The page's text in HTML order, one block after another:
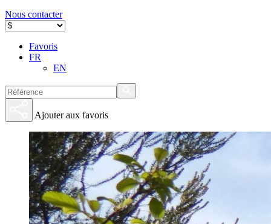
Nous contacter
Favoris
FR
EN
Ajouter aux favoris